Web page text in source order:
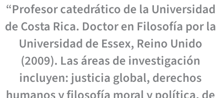
“Profesor catedrático de la Universidad
de Costa Rica. Doctor en Filosofía por la
Universidad de Essex, Reino Unido
(2009). Las áreas de investigación
incluyen: justicia global, derechos